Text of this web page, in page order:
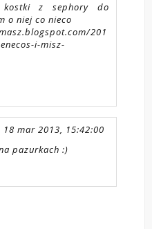
kostki z sephory do
o niej co nieco
201
i-misz-
18 mar 2013, 15:42:00
pazurkach :)